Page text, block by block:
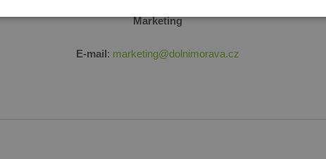
Marketing
E-mail: marketing@dolnimorava.cz